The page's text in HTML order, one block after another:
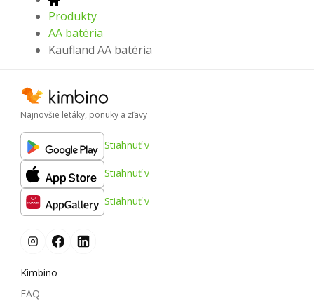
Produkty
AA batéria
Kaufland AA batéria
Najnovšie letáky, ponuky a zľavy
Stiahnuť v
Stiahnuť v
Stiahnuť v
Kimbino
FAQ